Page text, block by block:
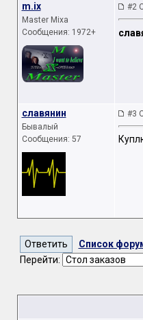
m.ix
Master Mixa
Сообщения: 1972+
#2
славянин
Бывалый
Сообщения: 57
#3
Список
Перейти: